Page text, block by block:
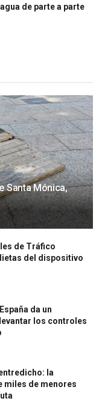
de parte a parte
Santa Mónica,
de Tráfico
del dispositivo
da un
los controles
la
miles de menores